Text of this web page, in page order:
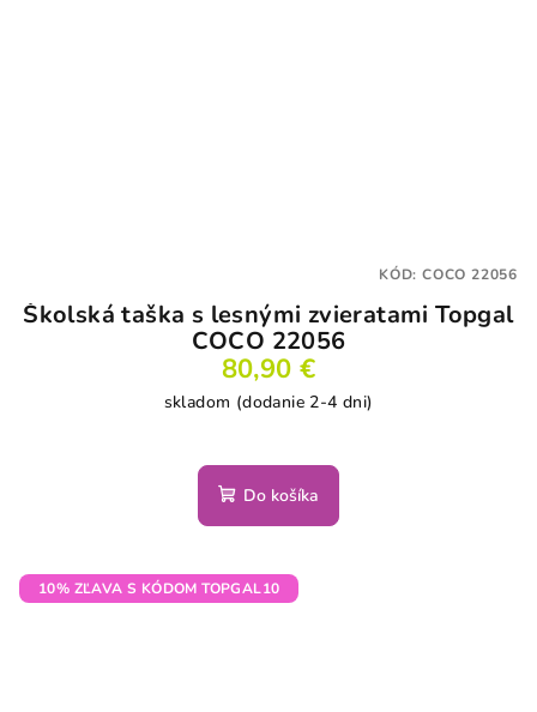
Školská taška s lesnými zvieratami Topgal
COCO 22056
80,90 €
skladom (dodanie 2-4 dni)
Do košíka
KÓD: COCO 22056
10% ZĽAVA S KÓDOM TOPGAL10